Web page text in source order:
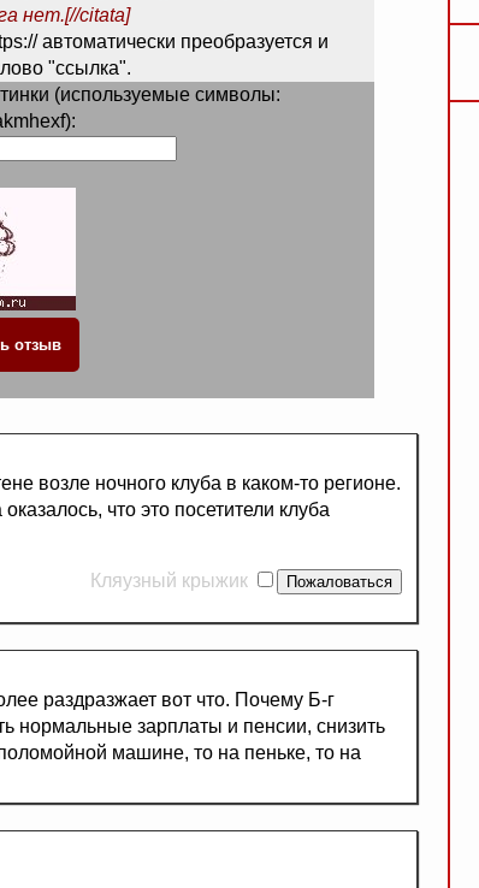
нет.[//citata]
автоматически преобразуется и
"ссылка".
(используемые символы:
возле ночного клуба в каком-то регионе.
что это посетители клуба
Кляузный крыжик
раздразжает вот что. Почему Б-г
нормальные зарплаты и пенсии, снизить
машине, то на пеньке, то на